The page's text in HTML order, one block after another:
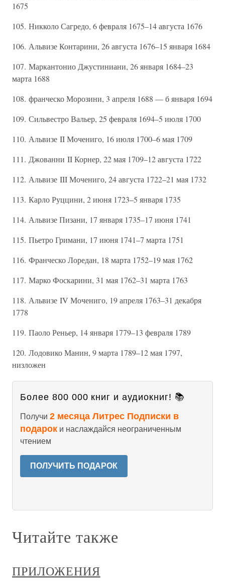
1675
105. Никколо Сагредо, 6 февраля 1675–14 августа 1676
106. Альвизе Контарини, 26 августа 1676–15 января 1684
107. Маркантонио Джустиниани, 26 января 1684–23
марта 1688
108. франческо Морозини, 3 апреля 1688 — б января 1694
109. Сильвестро Вальер, 25 февраля 1694–5 июля 1700
110. Альвизе II Мочениго, 16 июля 1700–6 мая 1709
111. Джованни II Корнер, 22 мая 1709–12 августа 1722
112. Альвизе III Мочениго, 24 августа 1722–21 мая 1732
113. Карло Руццини, 2 июня 1723–5 января 1735
114. Альвизе Пизани, 17 января 1735–17 июня 1741
115. Пьетро Гримани, 17 июня 1741–7 марта 1751
116. Франческо Лоредан, 18 марта 1752–19 мая 1762
117. Марко Фоскарини, 31 мая 1762–31 марта 1763
118. Альвизе IV Мочениго, 19 апреля 1763–31 декабря
1778
119. Паоло Реньер, 14 января 1779–13 февраля 1789
120. Лодовико Манин, 9 марта 1789–12 мая 1797,
низложен
Более 800 000 книг и аудиокниг! 📚
Получи 2 месяца Литрес Подписки в
подарок и наслаждайся неограниченным
чтением
ПОЛУЧИТЬ ПОДАРОК
Читайте также
ПРИЛОЖЕНИЯ